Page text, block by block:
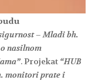
– Mladi bh.
nasilnom
. Projekat “HUB
monitori prate i